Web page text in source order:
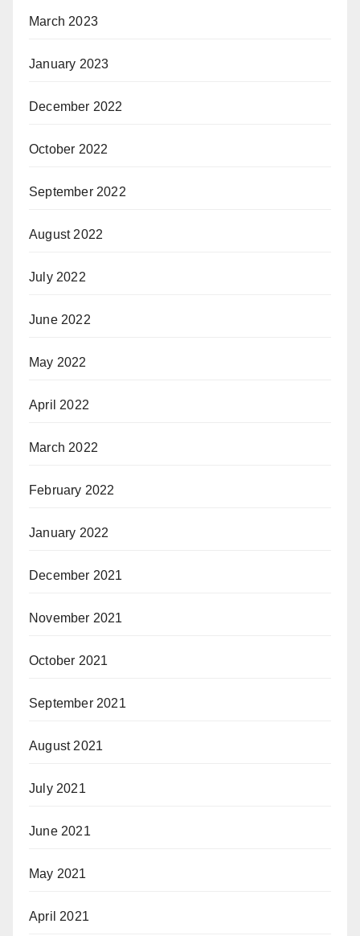
March 2023
January 2023
December 2022
October 2022
September 2022
August 2022
July 2022
June 2022
May 2022
April 2022
March 2022
February 2022
January 2022
December 2021
November 2021
October 2021
September 2021
August 2021
July 2021
June 2021
May 2021
April 2021